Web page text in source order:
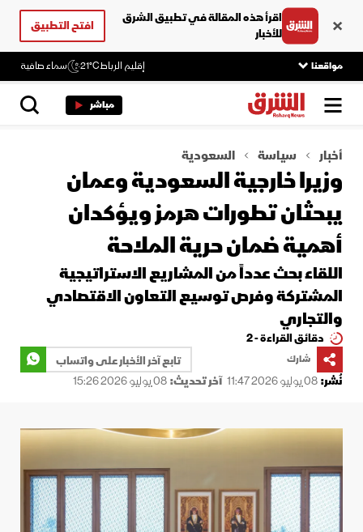
اقرأ هذه المقالة في تطبيق الشرق
للأخبار
افتح التطبيق
مواقعنا إقليم الرباط21°C سماء صافية
مباشر
أخبار سياسة السعودية
وزيرا خارجية السعودية وعمان
يبحثان تطورات هرمز ويؤكدان
أهمية ضمان حرية الملاحة
اللقاء بحث عدداً من المشاريع الاستراتيجية
المشتركة وفرص توسيع التعاون الاقتصادي
والتجاري
دقائق القراءة - 2
شارك
تابع آخر الأخبار على واتساب
نُشر:08 يوليو 2026 11:47 آخر تحديث:08 يوليو 2026 15:26